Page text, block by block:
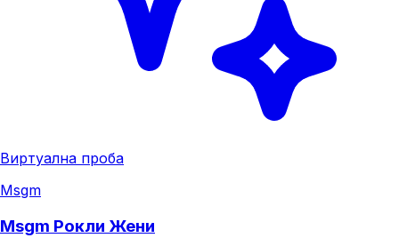
Виртуална проба
Msgm
Msgm Рокли Жени